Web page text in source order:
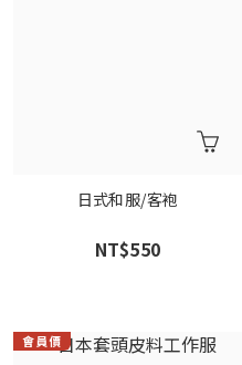
日式和服/客袍
NT$550